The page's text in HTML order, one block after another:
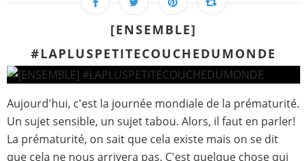
[ENSEMBLE]
#LAPLUSPETITECOUCHEDUMONDE
Aujourd'hui, c'est la journée mondiale de la prématurité.
Un sujet sensible, un sujet tabou. Alors, il faut en parler!
La prématurité, on sait que cela existe mais on se dit
que cela ne nous arrivera pas. C'est quelque chose qui